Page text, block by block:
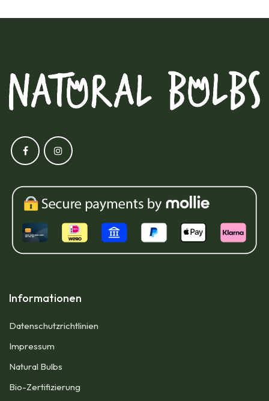
Informationen
Datenschutzrichtlinien
Impressum​
Natural Bulbs
Bio-Zertifizierung